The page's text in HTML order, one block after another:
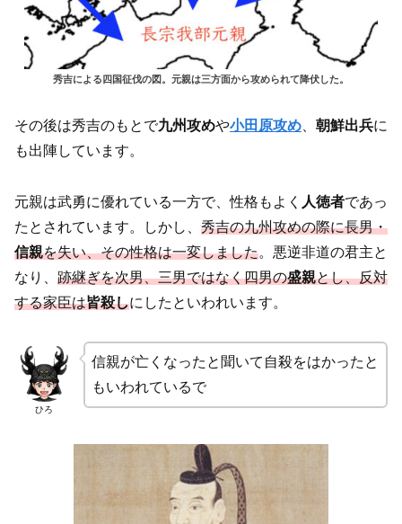
秀吉による四国征伐の図。元親は三方面から攻められて降伏した。
その後は秀吉のもとで九州攻めや小田原攻め 朝鮮出兵に
も出陣しています。
元親は武勇に優れている一方で、性格もよく 人徳者であっ
たとされています。しかし、 秀吉の九州攻めの際に長男・
信親を失い、その性格は一変しました。悪逆非道の君主と
なり、 跡継ぎを次男、三男ではなく四男の盛親とし、反対
する家臣は皆殺しにしたといわれいます。
ひろ
信親が亡くなったと聞いて自殺をはかったと
もいわれているで